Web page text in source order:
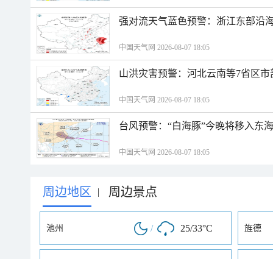
强对流天气蓝色预警：浙江东部沿
中国天气网 2026-08-07 18:05
山洪灾害预警：河北云南等7省区
中国天气网 2026-08-07 18:05
台风预警：“白海豚”今晚将移入东
中国天气网 2026-08-07 18:05
周边地区 | 周边景点
池州 / 25/33°C 旌德